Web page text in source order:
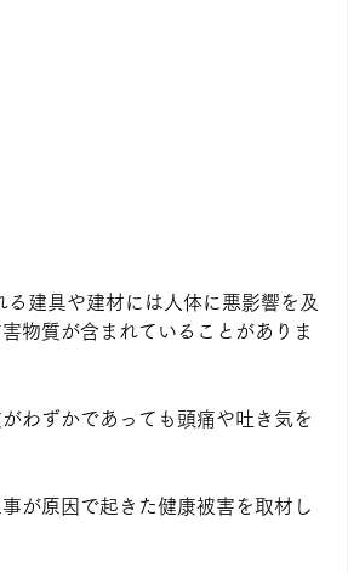
物質が含まれていることがありま
わずかであっても頭痛や吐き気を
が原因で起きた健康被害を取材し